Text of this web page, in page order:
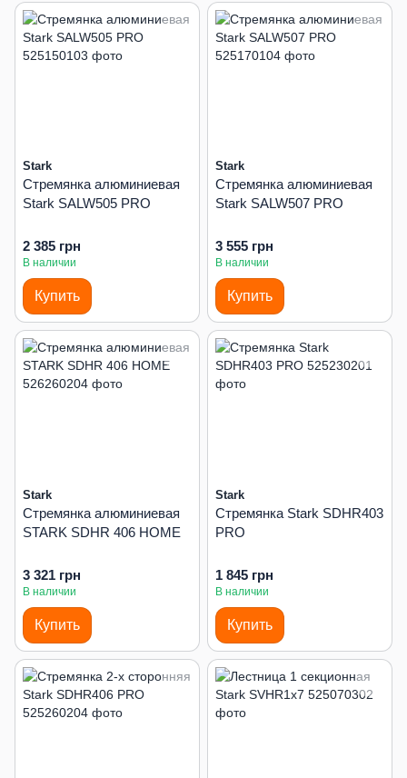
Stark
Стремянка алюминиевая
Stark SALW505 PRO
2 385 грн
В наличии
Купить
Stark
Стремянка алюминиевая
Stark SALW507 PRO
3 555 грн
В наличии
Купить
Stark
Стремянка алюминиевая
STARK SDHR 406 HOME
3 321 грн
В наличии
Купить
Stark
Стремянка Stark SDHR403
PRO
1 845 грн
В наличии
Купить